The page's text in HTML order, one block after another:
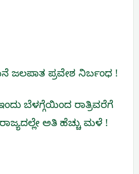
ಜಲಪಾತ ಪ್ರವೇಶ ನಿರ್ಬಂಧ !
ಬೆಳಗ್ಗೆಯಿಂದ ರಾತ್ರಿವರೆಗೆ
ಅತಿ ಹೆಚ್ಚು ಮಳೆ !